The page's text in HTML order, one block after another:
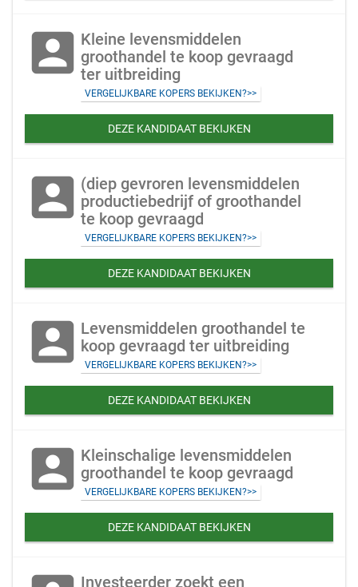
account_box Kleine levensmiddelen
groothandel te koop gevraagd
ter uitbreiding
VERGELIJKBARE KOPERS BEKIJKEN?>>
DEZE KANDIDAAT BEKIJKEN
account_box (diep gevroren levensmiddelen
productiebedrijf of groothandel
te koop gevraagd
VERGELIJKBARE KOPERS BEKIJKEN?>>
DEZE KANDIDAAT BEKIJKEN
account_box Levensmiddelen groothandel te
koop gevraagd ter uitbreiding
VERGELIJKBARE KOPERS BEKIJKEN?>>
DEZE KANDIDAAT BEKIJKEN
account_box Kleinschalige levensmiddelen
groothandel te koop gevraagd
VERGELIJKBARE KOPERS BEKIJKEN?>>
DEZE KANDIDAAT BEKIJKEN
Investeerder zoekt een